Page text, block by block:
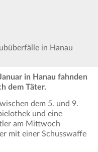
in Hanau
in Hanau fahnden
dem Täter.
dem 5. und 9.
und eine
am Mittwoch
mit einer Schusswaffe